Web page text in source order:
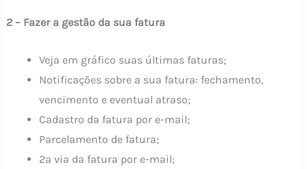
2 – Fazer a gestão da sua fatura
Veja em gráfico suas últimas faturas;
Notificações sobre a sua fatura: fechamento,
vencimento e eventual atraso;
Cadastro da fatura por e-mail;
Parcelamento de fatura;
2ª via da fatura por e-mail;